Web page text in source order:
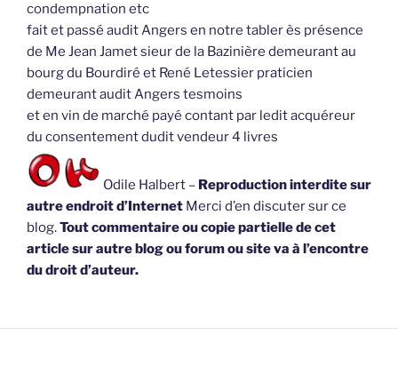
condempnation etc
fait et passé audit Angers en notre tabler ès présence
de Me Jean Jamet sieur de la Bazinière demeurant au
bourg du Bourdiré et René Letessier praticien
demeurant audit Angers tesmoins
et en vin de marché payé contant par ledit acquéreur
du consentement dudit vendeur 4 livres
Odile Halbert – Reproduction interdite sur
autre endroit d’Internet Merci d’en discuter sur ce
blog.Tout commentaire ou copie partielle de cet
article sur autre blog ou forum ou site va à l’encontre
du droit d’auteur.